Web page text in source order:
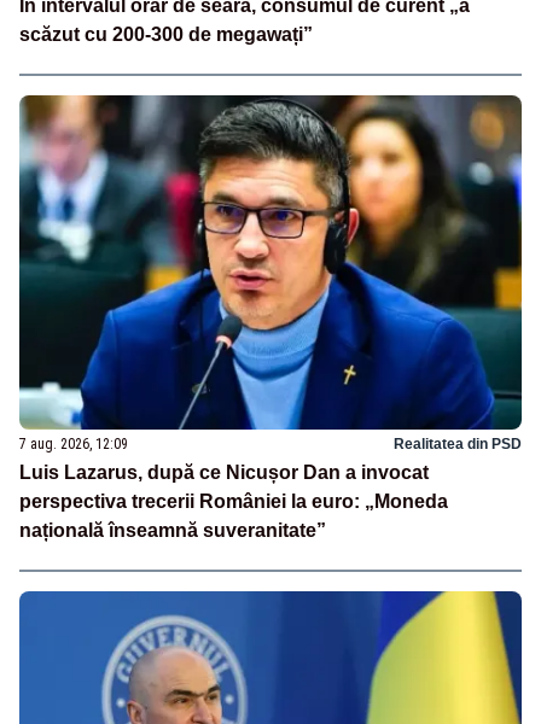
În intervalul orar de seară, consumul de curent „a
scăzut cu 200-300 de megawați”
7 aug. 2026, 12:09 Realitatea din PSD
Luis Lazarus, după ce Nicușor Dan a invocat
perspectiva trecerii României la euro: „Moneda
națională înseamnă suveranitate”